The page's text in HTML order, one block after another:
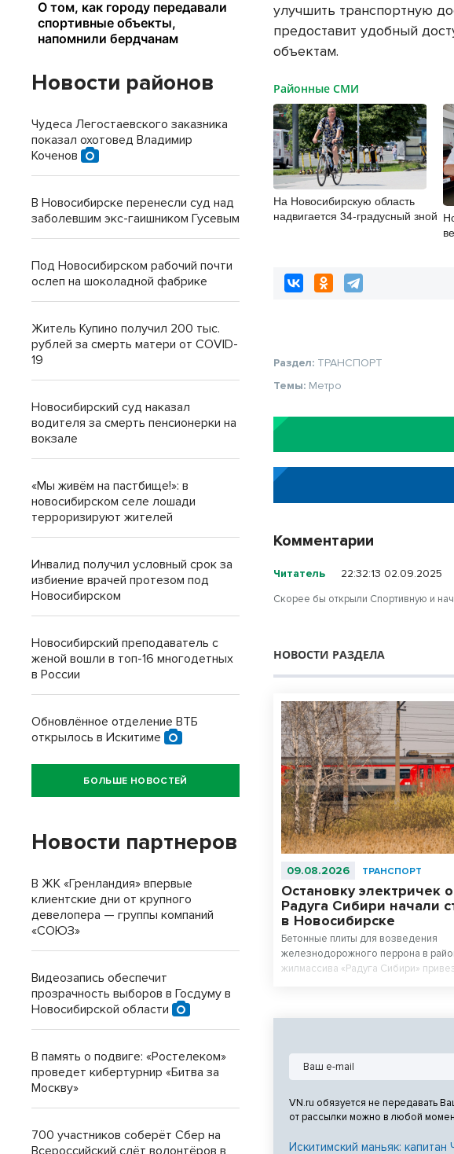
улучшить транспортную
предоставит удобный
объектам.
Районные СМИ
На Новосибирскую область
надвигается 34-градусный зной
Раздел: ТРАНСПОРТ
Темы: Метро
Комментарии
Читатель 22:32:13 02.09.2025
Скорее бы открыли Спортивную и
НОВОСТИ РАЗДЕЛА
09.08.2026 ТРАНСПОРТ
Остановку электричек
Радуга Сибири начали
в Новосибирске
Бетонные плиты для возведения
железнодорожного перрона в
жилмассива «Радуга Сибири»
VN.ru обязуется не передавать
от рассылки можно в любой
Искитимский маньяк:
Новости районов
Чудеса Легостаевского заказника
показал охотовед Владимир
Коченов
В Новосибирске перенесли суд над
заболевшим экс-гаишником Гусевым
Под Новосибирском рабочий почти
ослеп на шоколадной фабрике
Житель Купино получил 200 тыс.
рублей за смерть матери от COVID-
19
Новосибирский суд наказал
водителя за смерть пенсионерки на
вокзале
«Мы живём на пастбище!»: в
новосибирском селе лошади
терроризируют жителей
Инвалид получил условный срок за
избиение врачей протезом под
Новосибирском
Новосибирский преподаватель с
женой вошли в топ-16 многодетных
в России
Обновлённое отделение ВТБ
открылось в Искитиме
БОЛЬШЕ НОВОСТЕЙ
Новости партнеров
В ЖК «Гренландия» впервые
клиентские дни от крупного
девелопера — группы компаний
«СОЮЗ»
Видеозапись обеспечит
прозрачность выборов в Госдуму в
Новосибирской области
В память о подвиге: «Ростелеком»
проведет кибертурнир «Битва за
Москву»
700 участников соберёт Сбер на
Всероссийский слёт волонтёров в